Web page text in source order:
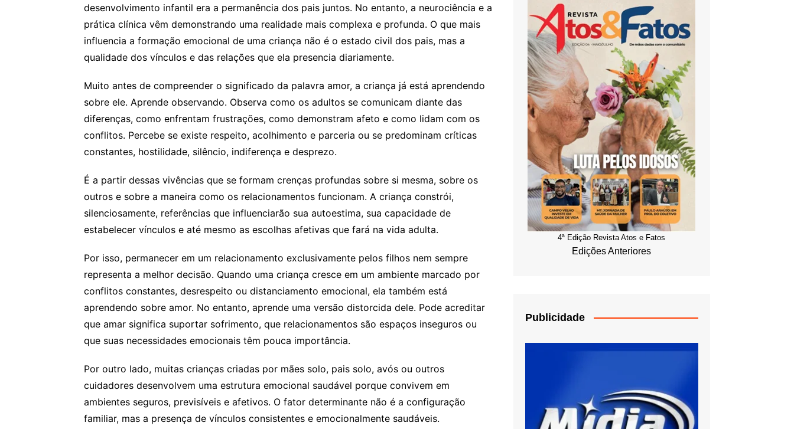
desenvolvimento infantil era a permanência dos pais juntos. No entanto, a neurociência e a
prática clínica vêm demonstrando uma realidade mais complexa e profunda. O que mais
influencia a formação emocional de uma criança não é o estado civil dos pais, mas a
qualidade dos vínculos e das relações que ela presencia diariamente.
Muito antes de compreender o significado da palavra amor, a criança já está aprendendo
sobre ele. Aprende observando. Observa como os adultos se comunicam diante das
diferenças, como enfrentam frustrações, como demonstram afeto e como lidam com os
conflitos. Percebe se existe respeito, acolhimento e parceria ou se predominam críticas
constantes, hostilidade, silêncio, indiferença e desprezo.
É a partir dessas vivências que se formam crenças profundas sobre si mesma, sobre os
outros e sobre a maneira como os relacionamentos funcionam. A criança constrói,
silenciosamente, referências que influenciarão sua autoestima, sua capacidade de
estabelecer vínculos e até mesmo as escolhas afetivas que fará na vida adulta.
Por isso, permanecer em um relacionamento exclusivamente pelos filhos nem sempre
representa a melhor decisão. Quando uma criança cresce em um ambiente marcado por
conflitos constantes, desrespeito ou distanciamento emocional, ela também está
aprendendo sobre amor. No entanto, aprende uma versão distorcida dele. Pode acreditar
que amar significa suportar sofrimento, que relacionamentos são espaços inseguros ou
que suas necessidades emocionais têm pouca importância.
Por outro lado, muitas crianças criadas por mães solo, pais solo, avós ou outros
cuidadores desenvolvem uma estrutura emocional saudável porque convivem em
ambientes seguros, previsíveis e afetivos. O fator determinante não é a configuração
familiar, mas a presença de vínculos consistentes e emocionalmente saudáveis.
4ª Edição Revista Atos e Fatos
Edições Anteriores
Publicidade